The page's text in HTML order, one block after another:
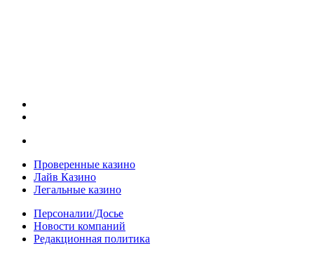
Проверенные казино
Лайв Казино
Легальные казино
Персоналии/Досье
Новости компаний
Редакционная политика